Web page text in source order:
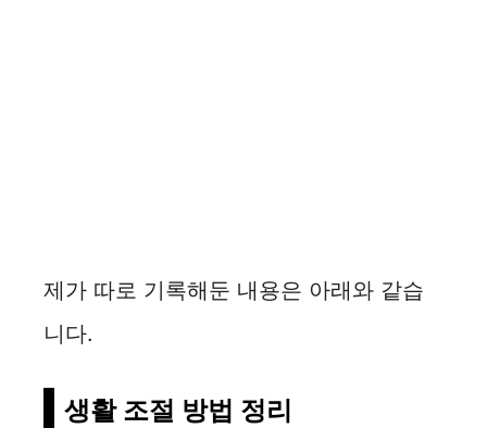
제가 따로 기록해둔 내용은 아래와 같습
니다.
생활 조절 방법 정리